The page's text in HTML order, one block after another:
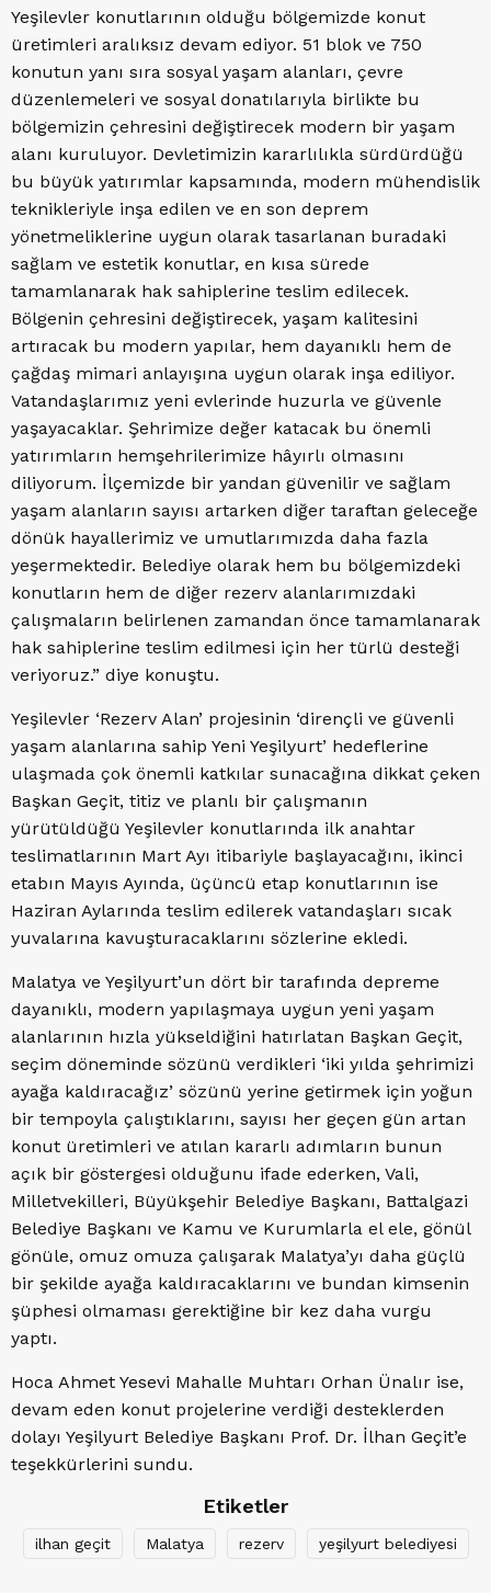
Yeşilevler konutlarının olduğu bölgemizde konut
üretimleri aralıksız devam ediyor. 51 blok ve 750
konutun yanı sıra sosyal yaşam alanları, çevre
düzenlemeleri ve sosyal donatılarıyla birlikte bu
bölgemizin çehresini değiştirecek modern bir yaşam
alanı kuruluyor. Devletimizin kararlılıkla sürdürdüğü
bu büyük yatırımlar kapsamında, modern mühendislik
teknikleriyle inşa edilen ve en son deprem
yönetmeliklerine uygun olarak tasarlanan buradaki
sağlam ve estetik konutlar, en kısa sürede
tamamlanarak hak sahiplerine teslim edilecek.
Bölgenin çehresini değiştirecek, yaşam kalitesini
artıracak bu modern yapılar, hem dayanıklı hem de
çağdaş mimari anlayışına uygun olarak inşa ediliyor.
Vatandaşlarımız yeni evlerinde huzurla ve güvenle
yaşayacaklar. Şehrimize değer katacak bu önemli
yatırımların hemşehrilerimize hâyırlı olmasını
diliyorum. İlçemizde bir yandan güvenilir ve sağlam
yaşam alanların sayısı artarken diğer taraftan geleceğe
dönük hayallerimiz ve umutlarımızda daha fazla
yeşermektedir. Belediye olarak hem bu bölgemizdeki
konutların hem de diğer rezerv alanlarımızdaki
çalışmaların belirlenen zamandan önce tamamlanarak
hak sahiplerine teslim edilmesi için her türlü desteği
veriyoruz.” diye konuştu.
Yeşilevler ‘Rezerv Alan’ projesinin ‘dirençli ve güvenli
yaşam alanlarına sahip Yeni Yeşilyurt’ hedeflerine
ulaşmada çok önemli katkılar sunacağına dikkat çeken
Başkan Geçit, titiz ve planlı bir çalışmanın
yürütüldüğü Yeşilevler konutlarında ilk anahtar
teslimatlarının Mart Ayı itibariyle başlayacağını, ikinci
etabın Mayıs Ayında, üçüncü etap konutlarının ise
Haziran Aylarında teslim edilerek vatandaşları sıcak
yuvalarına kavuşturacaklarını sözlerine ekledi.
Malatya ve Yeşilyurt’un dört bir tarafında depreme
dayanıklı, modern yapılaşmaya uygun yeni yaşam
alanlarının hızla yükseldiğini hatırlatan Başkan Geçit,
seçim döneminde sözünü verdikleri ‘iki yılda şehrimizi
ayağa kaldıracağız’ sözünü yerine getirmek için yoğun
bir tempoyla çalıştıklarını, sayısı her geçen gün artan
konut üretimleri ve atılan kararlı adımların bunun
açık bir göstergesi olduğunu ifade ederken, Vali,
Milletvekilleri, Büyükşehir Belediye Başkanı, Battalgazi
Belediye Başkanı ve Kamu ve Kurumlarla el ele, gönül
gönüle, omuz omuza çalışarak Malatya’yı daha güçlü
bir şekilde ayağa kaldıracaklarını ve bundan kimsenin
şüphesi olmaması gerektiğine bir kez daha vurgu
yaptı.
Hoca Ahmet Yesevi Mahalle Muhtarı Orhan Ünalır ise,
devam eden konut projelerine verdiği desteklerden
dolayı Yeşilyurt Belediye Başkanı Prof. Dr. İlhan Geçit’e
teşekkürlerini sundu.
Etiketler
ilhan geçit Malatya rezerv yeşilyurt belediyesi